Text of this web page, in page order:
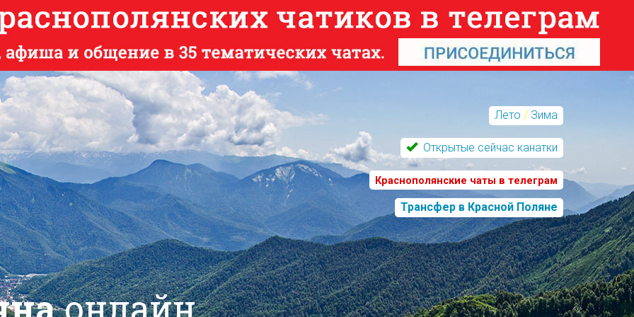
Лето / Зима
Открытые сейчас канатки
Краснополянские чаты в телеграм
Трансфер в Красной Поляне